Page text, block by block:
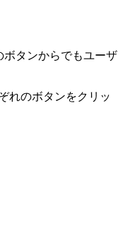
ボタンからでもユーザ
れのボタンをクリッ